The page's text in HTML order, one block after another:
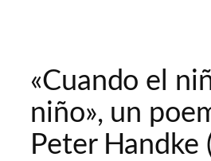
«Cuando el
niño», un
Peter Handke